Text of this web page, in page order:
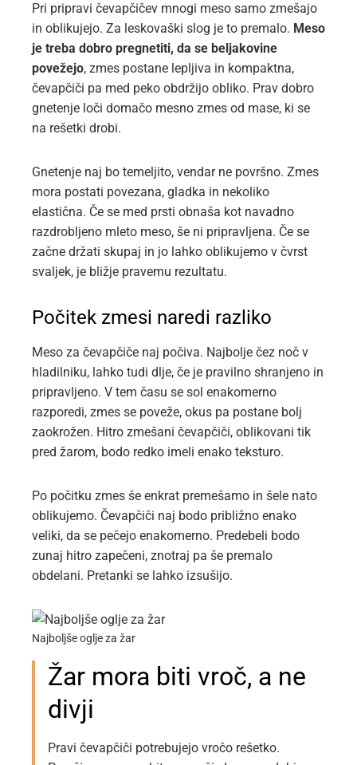
Pri pripravi čevapčičev mnogi meso samo zmešajo
in oblikujejo. Za leskovaški slog je to premalo. Meso
je treba dobro pregnetiti, da se beljakovine
povežejo, zmes postane lepljiva in kompaktna,
čevapčiči pa med peko obdržijo obliko. Prav dobro
gnetenje loči domačo mesno zmes od mase, ki se
na rešetki drobi.
Gnetenje naj bo temeljito, vendar ne površno. Zmes
mora postati povezana, gladka in nekoliko
elastična. Če se med prsti obnaša kot navadno
razdrobljeno mleto meso, še ni pripravljena. Če se
začne držati skupaj in jo lahko oblikujemo v čvrst
svaljek, je bližje pravemu rezultatu.
Počitek zmesi naredi razliko
Meso za čevapčiče naj počiva. Najbolje čez noč v
hladilniku, lahko tudi dlje, če je pravilno shranjeno in
pripravljeno. V tem času se sol enakomerno
razporedi, zmes se poveže, okus pa postane bolj
zaokrožen. Hitro zmešani čevapčiči, oblikovani tik
pred žarom, bodo redko imeli enako teksturo.
Po počitku zmes še enkrat premešamo in šele nato
oblikujemo. Čevapčiči naj bodo približno enako
veliki, da se pečejo enakomerno. Predebeli bodo
zunaj hitro zapečeni, znotraj pa še premalo
obdelani. Pretanki se lahko izsušijo.
Najboljše oglje za žar
Žar mora biti vroč, a ne
divji
Pravi čevapčiči potrebujejo vročo rešetko.